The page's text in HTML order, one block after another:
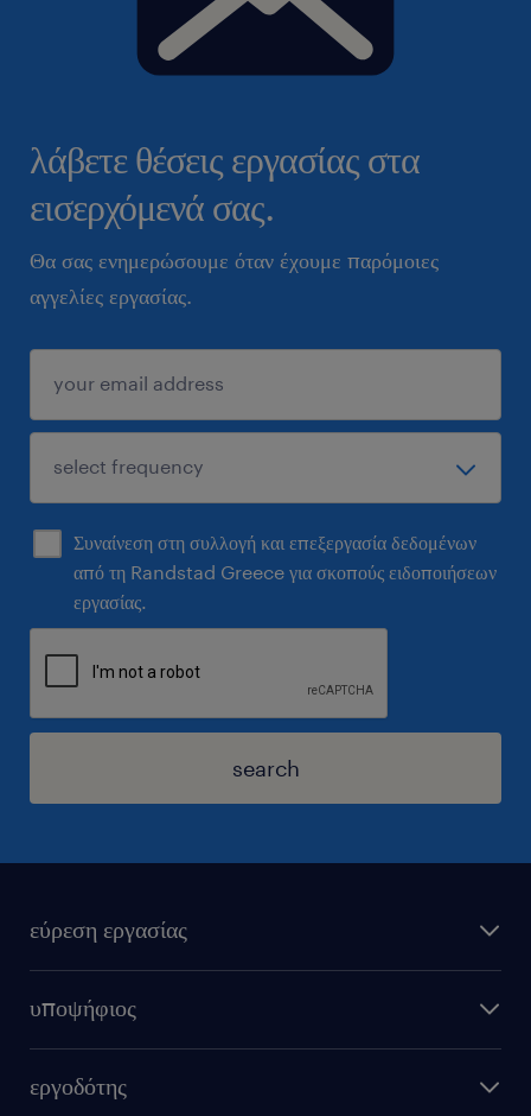
λάβετε θέσεις εργασίας στα
εισερχόμενά σας.
Θα σας ενημερώσουμε όταν έχουμε παρόμοιες
αγγελίες εργασίας.
Συναίνεση στη συλλογή και επεξεργασία δεδομένων
από τη Randstad Greece για σκοπούς ειδοποιήσεων
εργασίας.
search
εύρεση εργασίας
υποψήφιος
εργοδότης